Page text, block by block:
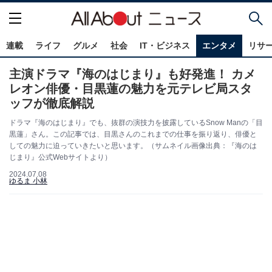
連載 ライフ グルメ 社会 IT・ビジネス エンタメ リサ
主演ドラマ『海のはじまり』も好発進！ カメ
レオン俳優・目黒蓮の魅力を元テレビ局スタ
ッフが徹底解説
ドラマ『海のはじまり』でも、抜群の演技力を披露しているSnow Manの「目
黒蓮」さん。この記事では、目黒さんのこれまでの仕事を振り返り、俳優と
しての魅力に迫っていきたいと思います。（サムネイル画像出典：『海のは
じまり』公式Webサイトより）
2024.07.08
ゆるま 小林